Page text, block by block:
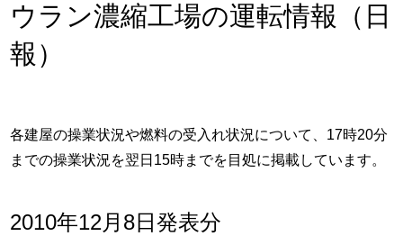
ウラン濃縮工場の運転情報（日
報）
各建屋の操業状況や燃料の受入れ状況について、17時20分
までの操業状況を翌日15時までを目処に掲載しています。
2010年12月8日発表分